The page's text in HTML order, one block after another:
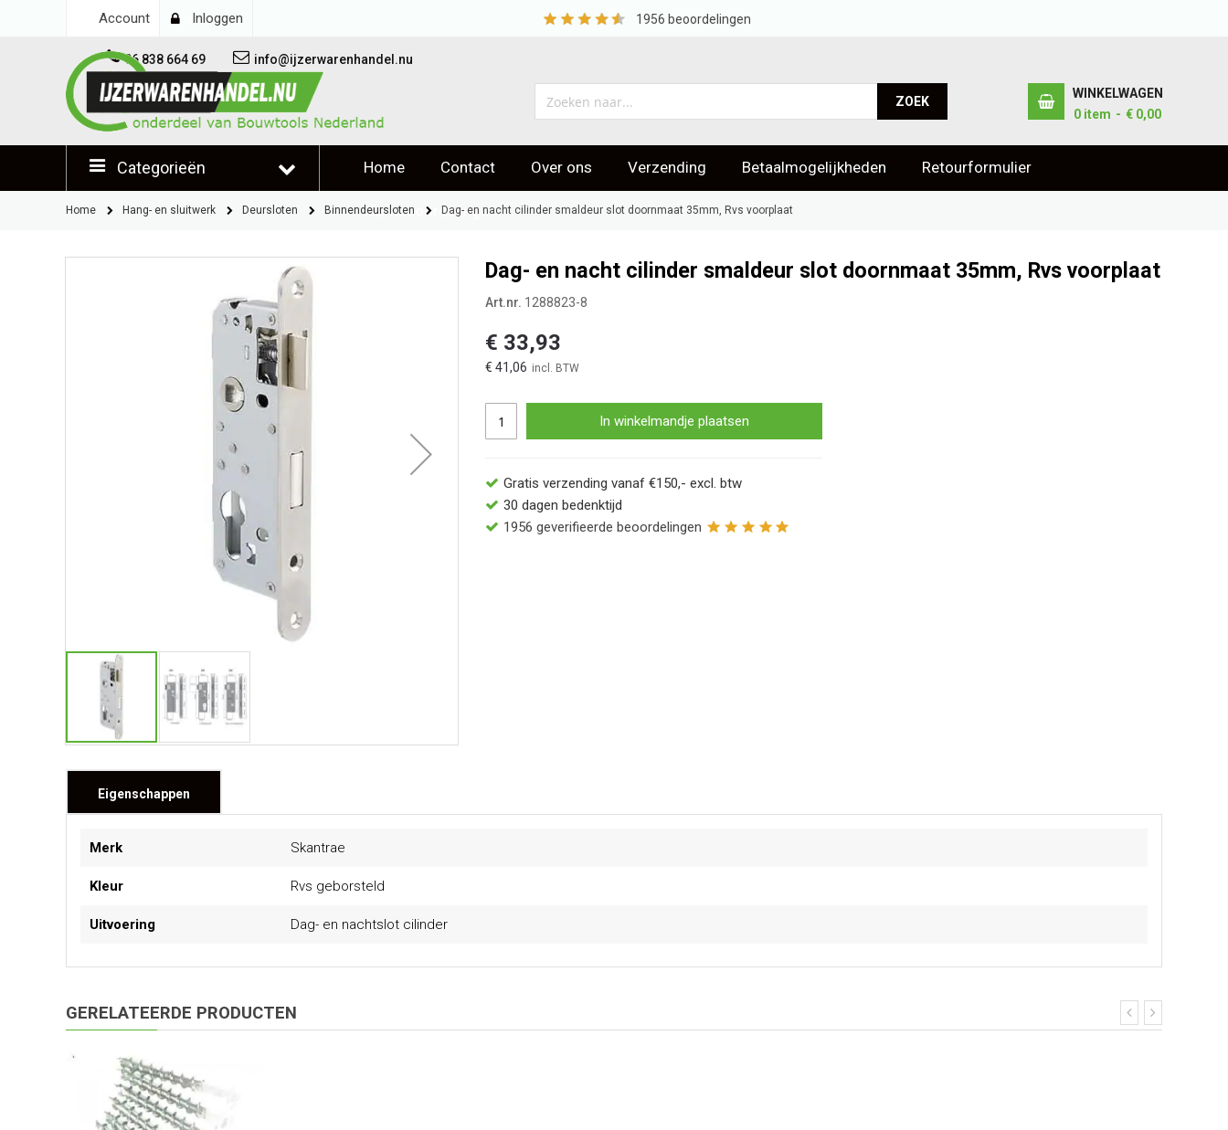
Account Inloggen 1956 beoordelingen
06 838 664 69 info@ijzerwarenhandel.nu
ZOEK
WINKELWAGEN
0 item € 0,00
Categorieën Home Contact Over ons Verzending Betaalmogelijkheden Retourformulier
Klantbeoordelingen
Home Hang- en sluitwerk Deursloten Binnendeursloten Dag- en nacht cilinder smaldeur slot doornmaat 35mm, Rvs voorplaat
Dag- en nacht cilinder smaldeur slot doornmaat 35mm, Rvs voorplaat
Art.nr. 1288823-8
€ 41,06
€ 33,93
In winkelmandje plaatsen
Gratis verzending vanaf €150,- excl. btw
30 dagen bedenktijd
1956 geverifieerde beoordelingen
Eigenschappen
informatie
Merk Skantrae
Kleur Rvs geborsteld
Uitvoering Dag- en nachtslot cilinder
GERELATEERDE PRODUCTEN